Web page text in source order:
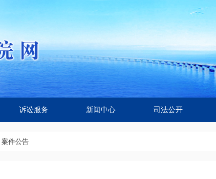
诉讼服务 新闻中心 司法公开
案件公告